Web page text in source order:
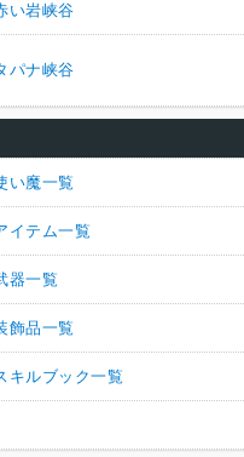
い岩峡谷
パナ峡谷
い魔一覧
イテム一覧
器一覧
飾品一覧
キルブック一覧